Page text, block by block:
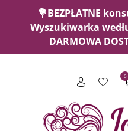
💐BEZPŁATNE
Wyszukiwarka
DARMOWA
0